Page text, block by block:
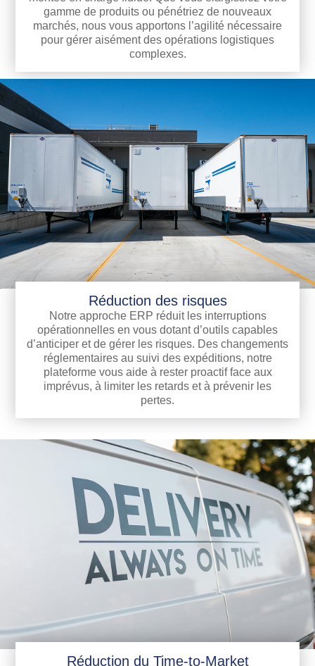
gamme de produits ou pénétriez de nouveaux
marchés, nous vous apportons l’agilité nécessaire
pour gérer aisément des opérations logistiques
complexes.
Réduction des risques
Notre approche ERP réduit les interruptions
opérationnelles en vous dotant d’outils capables
d’anticiper et de gérer les risques. Des changements
réglementaires au suivi des expéditions, notre
plateforme vous aide à rester proactif face aux
imprévus, à limiter les retards et à prévenir les
pertes.
Réduction du Time-to-Market